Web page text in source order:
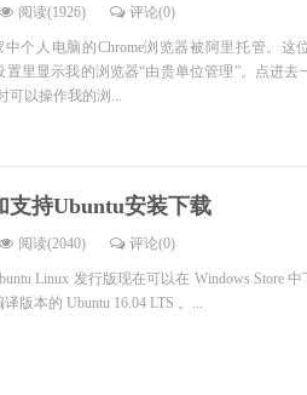
阅读(1926) 评论(0)
个人电脑的Chrome浏览器被阿里托管。这
置里显示我的浏览器“由贵单位管理”。点进去
可以操作我的浏...
支持Ubuntu安装下载
阅读(2040) 评论(0)
Linux 发行版现在可以在 Windows Store
版本的 Ubuntu 16.04 LTS 。...